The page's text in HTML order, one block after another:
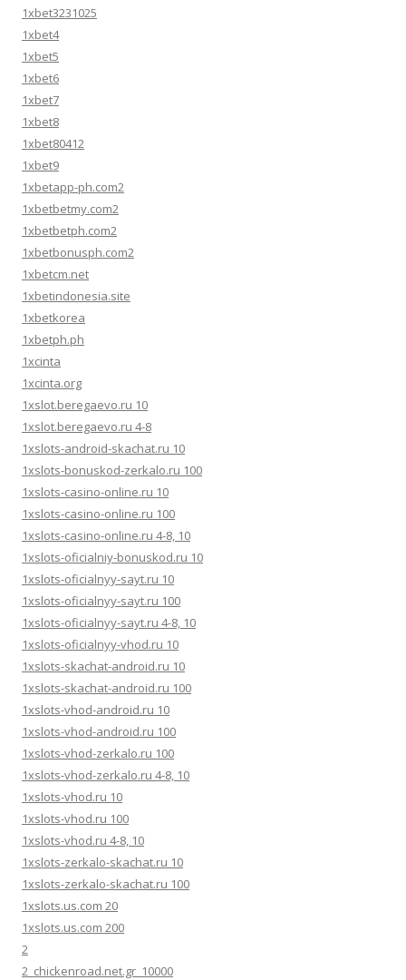
1xbet3231025
1xbet4
1xbet5
1xbet6
1xbet7
1xbet8
1xbet80412
1xbet9
1xbetapp-ph.com2
1xbetbetmy.com2
1xbetbetph.com2
1xbetbonusph.com2
1xbetcm.net
1xbetindonesia.site
1xbetkorea
1xbetph.ph
1xcinta
1xcinta.org
1xslot.beregaevo.ru 10
1xslot.beregaevo.ru 4-8
1xslots-android-skachat.ru 10
1xslots-bonuskod-zerkalo.ru 100
1xslots-casino-online.ru 10
1xslots-casino-online.ru 100
1xslots-casino-online.ru 4-8, 10
1xslots-oficialniy-bonuskod.ru 10
1xslots-oficialnyy-sayt.ru 10
1xslots-oficialnyy-sayt.ru 100
1xslots-oficialnyy-sayt.ru 4-8, 10
1xslots-oficialnyy-vhod.ru 10
1xslots-skachat-android.ru 10
1xslots-skachat-android.ru 100
1xslots-vhod-android.ru 10
1xslots-vhod-android.ru 100
1xslots-vhod-zerkalo.ru 100
1xslots-vhod-zerkalo.ru 4-8, 10
1xslots-vhod.ru 10
1xslots-vhod.ru 100
1xslots-vhod.ru 4-8, 10
1xslots-zerkalo-skachat.ru 10
1xslots-zerkalo-skachat.ru 100
1xslots.us.com 20
1xslots.us.com 200
2
2_chickenroad.net.gr_10000